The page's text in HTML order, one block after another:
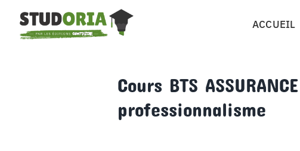
contenu
ACCUEIL
Cours BTS
professionnalisme